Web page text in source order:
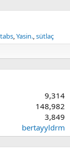
tabs Yasin. sütlaç
9,314
148,982
3,849
bertayyldrm